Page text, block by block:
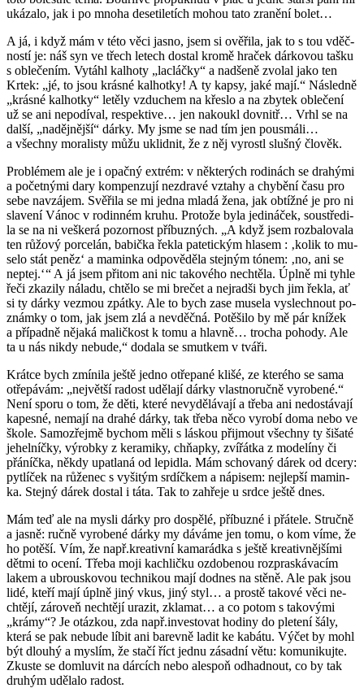
uká­za­lo, jak i po mnoha de­se­ti­le­tích mohou tato zra­ně­ní bolet…
A já, i když mám v této věci jasno, jsem si ově­ři­la, jak to s tou vděč­
nos­tí je: náš syn ve třech le­tech do­stal kromě hra­ček dár­ko­vou tašku
s ob­le­če­ním. Vy­tá­hl kalho­ty „lacláč­ky“ a nad­še­ně zvo­lal jako ten
Krtek: „jé, to jsou krás­né kalhot­ky! A ty kapsy, jaké mají.“ Ná­sled­ně
„krás­né kalhot­ky“ le­tě­ly vzdu­chem na křes­lo a na zby­tek ob­le­če­ní
už se ani ne­po­dí­val, re­spek­ti­ve… jen na­kou­kl dovnitř… Vrhl se na
další, „na­děj­něj­ší“ dárky. My jsme se nad tím jen pou­smá­li…
a všech­ny mo­ra­lis­ty můžu uklid­nit, že z něj vy­ros­tl sluš­ný člo­věk.
Pro­blé­mem ale je i opač­ný ex­trém: v ně­kte­rých ro­di­nách se dra­hý­mi
a po­čet­ný­mi dary kom­pen­zu­jí ne­zdra­vé vzta­hy a chy­bě­ní času pro
sebe na­vzá­jem. Svě­ři­la se mi jedna mladá žena, jak ob­tíž­né je pro ni
sla­ve­ní Vánoc v ro­din­ném kruhu. Pro­to­že byla je­di­ná­ček, sou­stře­di­
la se na ni veš­ke­rá po­zor­nost pří­buz­ných. „A když jsem roz­ba­lo­va­la
ten rů­žo­vý por­ce­lán, ba­bič­ka řekla pa­te­tic­kým hla­sem : ‚kolik to mu­
se­lo stát peněz‘ a ma­min­ka od­po­vě­dě­la stej­ným tónem: ‚no, ani se
ne­ptej.‘ “ A já jsem při­tom ani nic ta­ko­vé­ho ne­chtě­la. Úplně mi tyhle
řeči zka­zi­ly ná­la­du, chtě­lo se mi bre­čet a nej­rad­ši bych jim řekla, ať
si ty dárky vez­mou zpát­ky. Ale to bych zase mu­se­la vy­slech­nout po­
znám­ky o tom, jak jsem zlá a ne­vděč­ná. Po­tě­ši­lo by mě pár kní­žek
a pří­pad­ně ně­ja­ká ma­lič­kost k tomu a hlav­ně… tro­cha po­ho­dy. Ale
ta u nás nikdy ne­bu­de,“ do­da­la se smut­kem v tváři.
Krát­ce bych zmí­ni­la ještě jedno otře­pa­né klišé, ze kte­ré­ho se sama
otře­pá­vám: „nej­vět­ší ra­dost udě­la­jí dárky vlast­no­ruč­ně vy­ro­be­né.“
Není sporu o tom, že děti, které ne­vy­dě­lá­va­jí a třeba ani ne­do­stá­va­jí
ka­pes­né, ne­ma­jí na drahé dárky, tak třeba něco vy­ro­bí doma nebo ve
škole. Sa­mo­zřej­mě bychom měli s lás­kou při­jmout všech­ny ty šiša­té
je­hel­níč­ky, vý­rob­ky z ke­ra­mi­ky, chňapky, zví­řát­ka z mo­de­lí­ny či
přá­níč­ka, někdy upatla­ná od le­pi­dla. Mám scho­va­ný dárek od dcery:
pyt­lí­ček na rů­že­nec s vy­ši­tým sr­díč­kem a ná­pi­sem: nej­lep­ší ma­min­
ka. Stej­ný dárek do­stal i táta. Tak to za­hře­je u srdce ještě dnes.
Mám teď ale na mysli dárky pro do­spě­lé, pří­buz­né i přá­te­le. Struč­ně
a jasně: ručně vy­ro­be­né dárky my dá­vá­me jen tomu, o kom víme, že
ho po­tě­ší. Vím, že např.kre­a­tiv­ní ka­ma­rád­ka s ještě kre­a­tiv­něj­ší­mi
dětmi to ocení. Třeba moji kach­lič­ku oz­do­be­nou roz­praská­va­cím
lakem a ubrous­ko­vou tech­ni­kou mají dodnes na stěně. Ale pak jsou
lidé, kteří mají úplně jiný vkus, jiný styl… a pros­tě ta­ko­vé věci ne­
chtě­jí, zá­ro­veň ne­chtě­jí ura­zit, zkla­mat… a co potom s ta­ko­vý­mi
„krámy“? Je otáz­kou, zda např.in­ves­to­vat ho­di­ny do ple­te­ní šály,
která se pak ne­bu­de líbit ani ba­rev­ně ladit ke ka­bá­tu. Výčet by mohl
být dlou­hý a mys­lím, že stačí říct jednu zá­sad­ní větu: ko­mu­ni­kuj­te.
Zkus­te se do­mlu­vit na dár­cích nebo ale­spoň od­had­nout, co by tak
dru­hým udě­la­lo ra­dost.